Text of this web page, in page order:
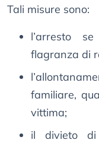
Tali misure sono:
l’arresto
flagranza di
familiare,
vittima;
il divieto di